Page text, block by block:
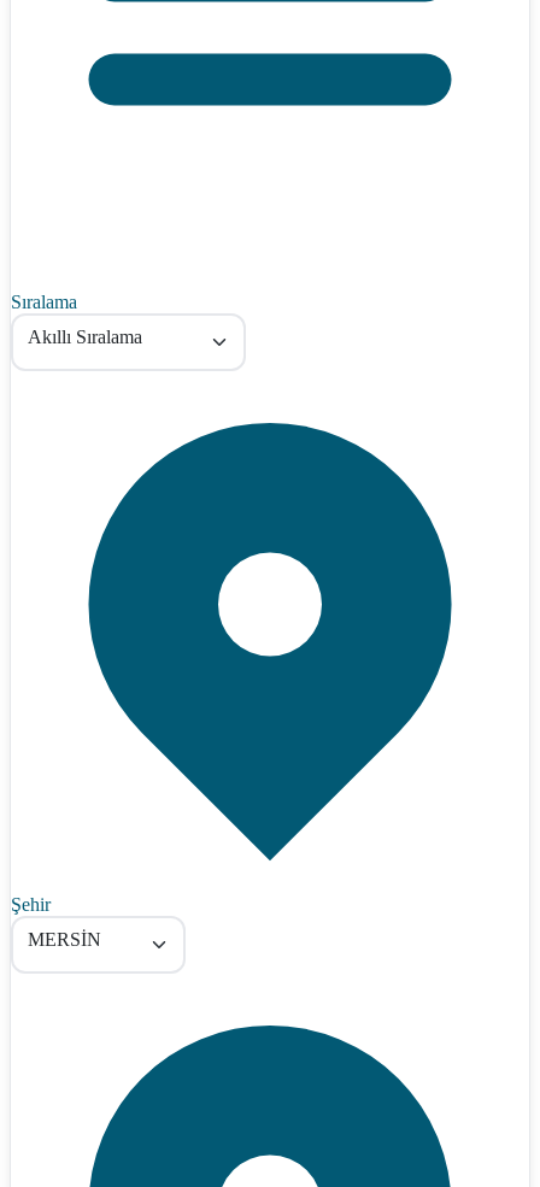
Sıralama
Akıllı Sıralama
Şehir
MERSİN